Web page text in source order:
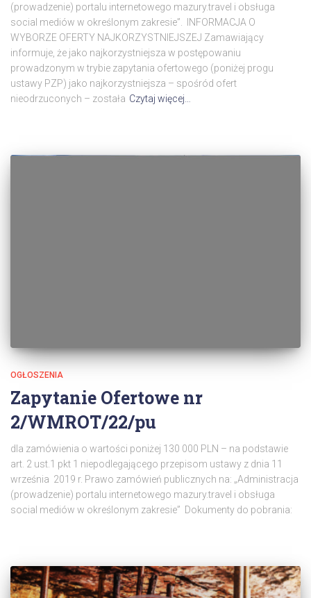
(prowadzenie) portalu internetowego mazury.travel i obsługa
social mediów w określonym zakresie”. INFORMACJA O
WYBORZE OFERTY NAJKORZYSTNIEJSZEJ Zamawiający
informuje, że jako najkorzystniejsza w postępowaniu
prowadzonym w trybie zapytania ofertowego (poniżej progu
ustawy PZP) jako najkorzystniejsza – spośród ofert
nieodrzuconych – została Czytaj więcej…
OGŁOSZENIA
Zapytanie Ofertowe nr
2/WMROT/22/pu
dla zamówienia o wartości poniżej 130 000 PLN – na podstawie
art. 2 ust.1 pkt 1 niepodlegającego przepisom ustawy z dnia 11
września 2019 r. Prawo zamówień publicznych na: „Administracja
(prowadzenie) portalu internetowego mazury.travel i obsługa
social mediów w określonym zakresie” Dokumenty do pobrania: